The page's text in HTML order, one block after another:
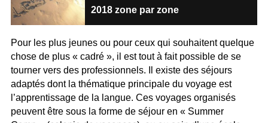
2018 zone par zone
Pour les plus jeunes ou pour ceux qui souhaitent quelque
chose de plus « cadré », il est tout à fait possible de se
tourner vers des professionnels. Il existe des séjours
adaptés dont la thématique principale du voyage est
l’apprentissage de la langue. Ces voyages organisés
peuvent être sous la forme de séjour en « Summer